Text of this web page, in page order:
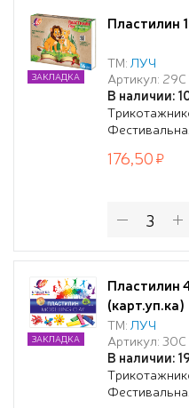
Пластилин
ТМ:ЛУЧ
Артикул:
В наличии:
ЗАКЛАДКА
176,50
Пластилин
(карт.уп.ка)
ТМ:ЛУЧ
Артикул:
В наличии:
ЗАКЛАДКА